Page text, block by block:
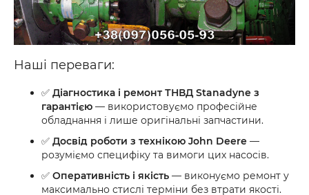
Наші переваги:
✅ Діагностика і ремонт ТНВД Stanadyne з
гарантією — використовуємо професійне
обладнання і лише оригінальні запчастини.
✅ Досвід роботи з технікою John Deere —
розуміємо специфіку та вимоги цих насосів.
✅ Оперативність і якість — виконуємо ремонт у
максимально стислі терміни без втрати якості.